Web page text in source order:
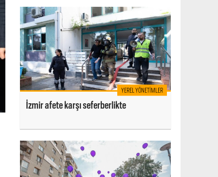
YEREL YÖNETIMLER
İzmir afete karşı seferberlikte